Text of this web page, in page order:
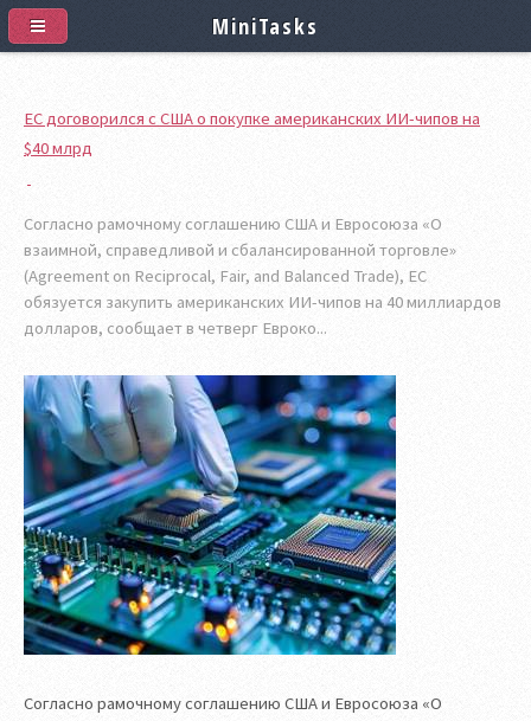
ЕС договорился с США о покупке американских ИИ-чипов на
$40 млрд
Согласно рамочному соглашению США и Евросоюза «О
взаимной, справедливой и сбалансированной торговле»
(Agreement on Reciprocal, Fair, and Balanced Trade), ЕС
обязуется закупить американских ИИ-чипов на 40 миллиардов
долларов, сообщает в четверг Евроко...
Согласно рамочному соглашению США и Евросоюза «О
MiniTasks